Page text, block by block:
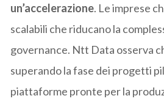
un’accelerazione. Le imprese
scalabili che riducano la
governance. Ntt Data osserva
superando la fase dei progetti
piattaforme pronte per la